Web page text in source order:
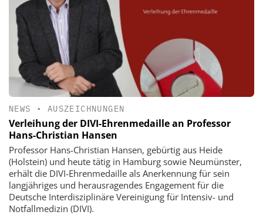
NEWS • AUSZEICHNUNGEN
Verleihung der DIVI-Ehrenmedaille an Professor
Hans-Christian Hansen
Professor Hans-Christian Hansen, gebürtig aus Heide
(Holstein) und heute tätig in Hamburg sowie Neumünster,
erhält die DIVI-Ehrenmedaille als Anerkennung für sein
langjähriges und herausragendes Engagement für die
Deutsche Interdisziplinäre Vereinigung für Intensiv- und
Notfallmedizin (DIVI).